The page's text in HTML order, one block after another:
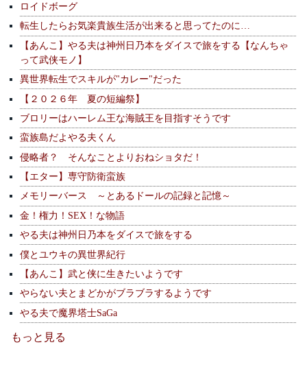
ロイドボーグ
転生したらお気楽貴族生活が出来ると思ってたのに…
【あんこ】やる夫は神州日乃本をダイスで旅をする【なんちゃ
って武侠モノ】
異世界転生でスキルが"カレー"だった
【２０２６年 夏の短編祭】
ブロリーはハーレム王な海賊王を目指すそうです
蛮族島だよやる夫くん
侵略者？ そんなことよりおねショタだ！
【エター】専守防衛蛮族
メモリーバース ～とあるドールの記録と記憶～
金！権力！SEX！な物語
やる夫は神州日乃本をダイスで旅をする
僕とユウキの異世界紀行
【あんこ】武と侠に生きたいようです
やらない夫とまどかがブラブラするようです
やる夫で魔界塔士SaGa
もっと見る